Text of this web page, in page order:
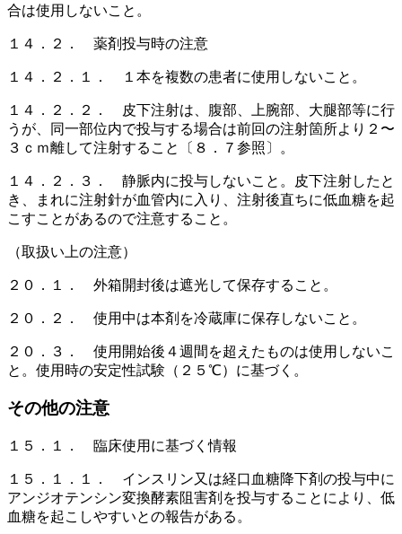
合は使用しないこと。
１４．２． 薬剤投与時の注意
１４．２．１． １本を複数の患者に使用しないこと。
１４．２．２． 皮下注射は、腹部、上腕部、大腿部等に行
うが、同一部位内で投与する場合は前回の注射箇所より２〜
３ｃｍ離して注射すること〔８．７参照〕。
１４．２．３． 静脈内に投与しないこと。皮下注射したと
き、まれに注射針が血管内に入り、注射後直ちに低血糖を起
こすことがあるので注意すること。
（取扱い上の注意）
２０．１． 外箱開封後は遮光して保存すること。
２０．２． 使用中は本剤を冷蔵庫に保存しないこと。
２０．３． 使用開始後４週間を超えたものは使用しないこ
と。使用時の安定性試験（２５℃）に基づく。
その他の注意
１５．１． 臨床使用に基づく情報
１５．１．１． インスリン又は経口血糖降下剤の投与中に
アンジオテンシン変換酵素阻害剤を投与することにより、低
血糖を起こしやすいとの報告がある。